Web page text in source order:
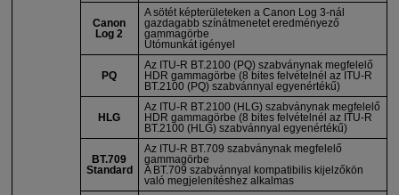
Canon
Log 2
A sötét képterületeken a Canon Log 3-nál
gazdagabb színátmenetet eredményező
gammagörbe
Utómunkát igényel
PQ
Az ITU-R BT.2100 (PQ) szabványnak megfelelő
HDR gammagörbe (8 bites felvételnél az ITU-R
BT.2100 (PQ) szabvánnyal egyenértékű)
HLG
Az ITU-R BT.2100 (HLG) szabványnak megfelelő
HDR gammagörbe (8 bites felvételnél az ITU-R
BT.2100 (HLG) szabvánnyal egyenértékű)
BT.709
Standard
Az ITU-R BT.709 szabványnak megfelelő
gammagörbe
A BT.709 szabvánnyal kompatibilis kijelzőkön
való megjelenítéshez alkalmas